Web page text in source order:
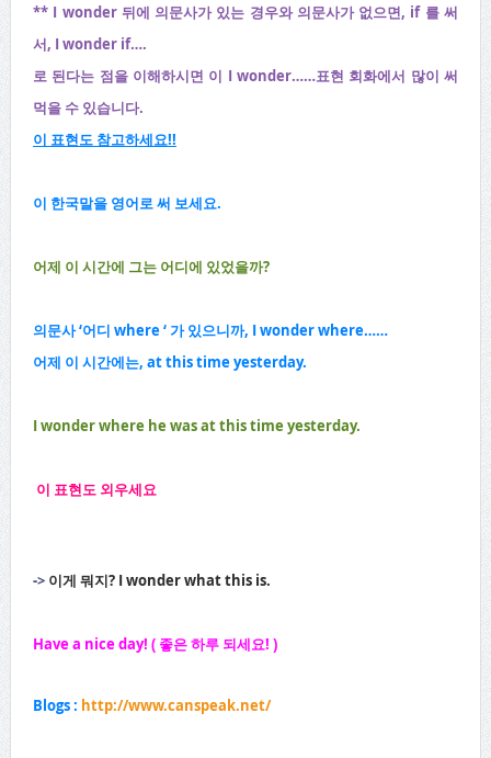
** I wonder 뒤에 의문사가 있는 경우와 의문사가 없으면, if 를 써
서, I wonder if….
로 된다는 점을 이해하시면 이 I wonder……표현 회화에서 많이 써
먹을 수 있습니다.
이 표현도 참고하세요!!
이 한국말을 영어로 써 보세요.
어제 이 시간에 그는 어디에 있었을까?
의문사 ‘어디 where ‘ 가 있으니까, I wonder where……
어제 이 시간에는, at this time yesterday.
I wonder where he was at this time yesterday.
이 표현도 외우세요
->이게 뭐지? I wonder what this is.
Have a nice day! ( 좋은 하루 되세요! )
Blogs : http://www.canspeak.net/